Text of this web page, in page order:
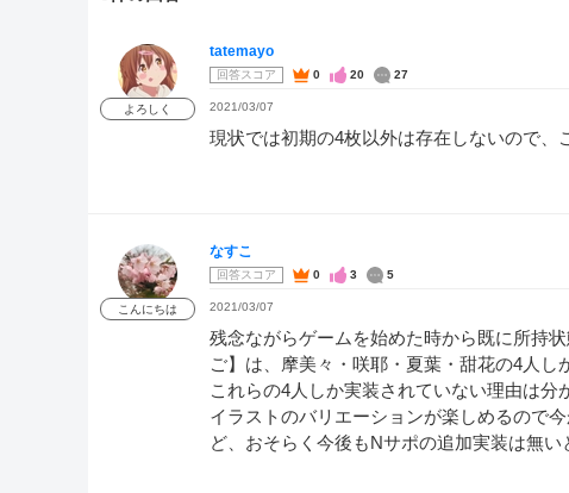
よろしく
tatemayo
回答スコア 0 20 27
2021/03/07
現状では初期の4枚以外は存在しないので、
こんにちは
なすこ
回答スコア 0 3 5
2021/03/07
残念ながらゲームを始めた時から既に所持
ご】は、摩美々・咲耶・夏葉・甜花の4人し
これらの4人しか実装されていない理由は
イラストのバリエーションが楽しめるので
ど、おそらく今後もNサポの追加実装は無い